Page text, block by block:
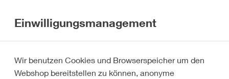
Home
Anmelden
Einwilligungsmanagement
Wir benutzen Cookies und Browserspeicher um den
Webshop bereitstellen zu können, anonyme